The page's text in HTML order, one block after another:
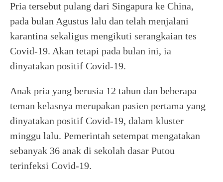
Pria tersebut pulang dari Singapura ke China,
pada bulan Agustus lalu dan telah menjalani
karantina sekaligus mengikuti serangkaian tes
Covid-19. Akan tetapi pada bulan ini, ia
dinyatakan positif Covid-19.
Anak pria yang berusia 12 tahun dan beberapa
teman kelasnya merupakan pasien pertama yang
dinyatakan positif Covid-19, dalam kluster
minggu lalu. Pemerintah setempat mengatakan
sebanyak 36 anak di sekolah dasar Putou
terinfeksi Covid-19.